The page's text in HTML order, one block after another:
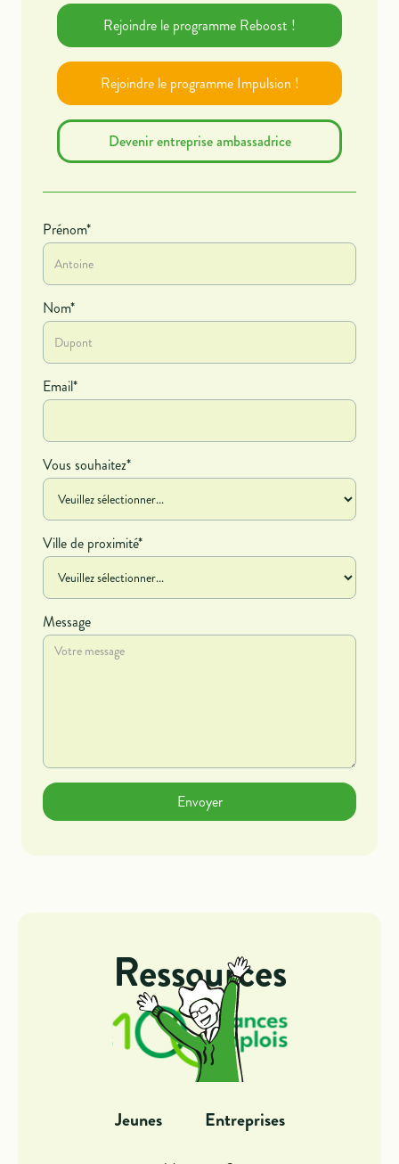
Rejoindre le programme Reboost !
Rejoindre le programme Impulsion !
Devenir entreprise ambassadrice
Prénom*
Nom*
Email*
Vous souhaitez*
Ville de proximité*
Message
Ressources
Jeunes
Entreprises